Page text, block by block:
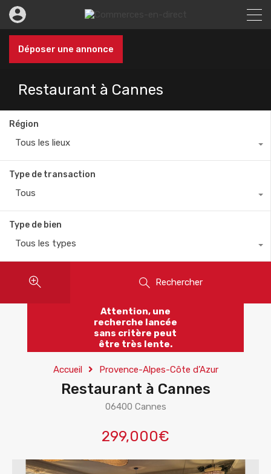
Déposer une annonce
Restaurant à Cannes
Région
Tous les lieux
Type de transaction
Tous
Type de bien
Tous les types
Rechercher
Attention, une
recherche lancée
sans critère peut
être très lente.
Accueil Provence-Alpes-Côte d’Azur
Restaurant à Cannes
06400 Cannes
299,000€